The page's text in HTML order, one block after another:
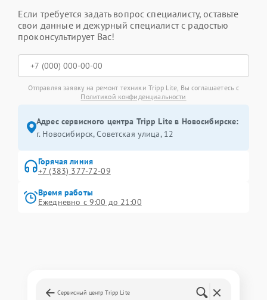
Если требуется задать вопрос специалисту, оставьте
свои данные и дежурный специалист с радостью
проконсультирует Вас!
Отправляя заявку на ремонт техники Tripp Lite, Вы соглашаетесь с
Политикой конфиденциальности
Адрес сервисного центра Tripp Lite в Новосибирске:
г. Новосибирск, Советская улица, 12
Горячая линия
+7 (383) 377-72-09
Время работы
Ежедневно с 9:00 до 21:00
Сервисный центр Tripp Lite